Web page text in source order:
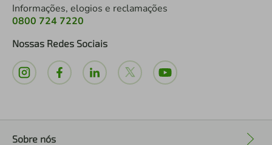
Informações, elogios e reclamações
0800 724 7220
Nossas Redes Sociais
Sobre nós